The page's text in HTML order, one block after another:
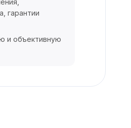
гарантии
и объективную